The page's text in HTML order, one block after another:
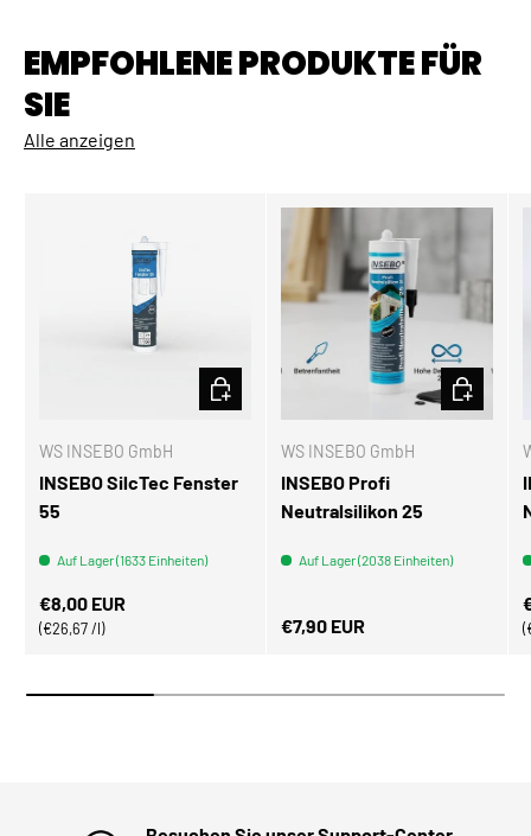
EMPFOHLENE PRODUKTE FÜR
SIE
Alle anzeigen
WS INSEBO GmbH
INSEBO SilcTec Fenster
55
Auf Lager (1633 Einheiten)
Normaler Preis
€8,00 EUR
Grundpreis
€26,67 /l
OPTIONEN AUSWÄHLEN
WS INSEBO GmbH
INSEBO Profi
Neutralsilikon 25
Auf Lager (2038 Einheiten)
Normaler Preis
€7,90 EUR